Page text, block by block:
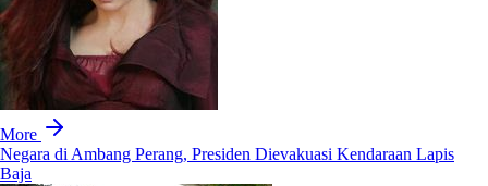
More
Negara di Ambang Perang, Presiden Dievakuasi Kendaraan Lapis
Baja